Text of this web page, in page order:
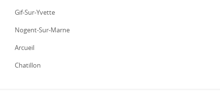
Gif-Sur-Yvette
Nogent-Sur-Marne
Arcueil
Chatillon